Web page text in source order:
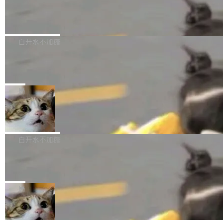
w 不要求标准普通话，方言识别覆盖粤语、吴语
容提供的字体时出现的几个问题 为避免音频加
质的最低采样率）的音频格式将被拒绝 修复了 C
SS 圆角虚线样式中可能存在的问题 如果表单中
的图像元素不在同一个子树中，则它们将不再关
联 加...
发布的 Release Notes，他利用 AI 工具（如 Co
最强的若干项。对于尚未正式发版的 PG 19，则
通过拉取过去一年内（从 PG 18 Beta1 时间点
至今）的所有 commit，同样交由 AI 分析提炼。
经过人工复核，准确度令人满意。这一方法也为
社区爱好者提供了高效跟踪新版本的思路。
白开水不加糖
维护工作一直与我的日常工作、家务、社交生活
和休闲娱乐竞争时间。" 这是 libexpat 维护者 S
ebastian Pipping 写在博客里的话。8 月 4 日，
他宣布了一个新消息：从 2026 年 8 月 1 日起，
他可以全职维护 libexpat 了，最长 6 个月。发
库之一。你的操作系统、浏览器、无数的基础设
施软件，很可能都在用它。而过去十年，维护它
的人一直在用业余...
局
Firefox 153.0.3 发布
Firefox 153.0.3 现已发布，具体更新内容如
下： New Smart Window 包含多项增强功能：
gi?id=2019042">Bug&nbsp;2019042</a>）</l
i> <li>现在，助手可以直接使用 Exa 的网络搜索
结果回答问题，而无需将问题转交给搜索引擎。
白开水不加糖
的 npm 包。项目的核心论点是：容器不适合 Ag
ent 计算。真正适合的，是 Isolate。 Cloudflare
工程师在这件事上没什么可谦虚的——他们用 W
局
OpenAI 公开邮件和聊天记录回应苹果